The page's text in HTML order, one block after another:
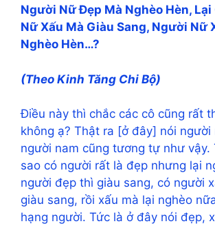
Người Nữ Đẹp Mà Nghèo Hèn,
Nữ Xấu Mà Giàu Sang, Người Nữ
Nghèo Hèn…?
(Theo Kinh Tăng Chi Bộ)
Điều này thì chắc các cô cũng rất
không ạ? Thật ra [ở đây] nói người
người nam cũng tương tự như vậy.
sao có người rất là đẹp nhưng lại
người đẹp thì giàu sang, có người
giàu sang, rồi xấu mà lại nghèo
hạng người. Tức là ở đây nói đẹp,